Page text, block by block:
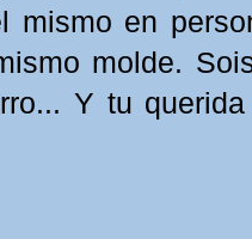
mismo en
molde.
Y tu